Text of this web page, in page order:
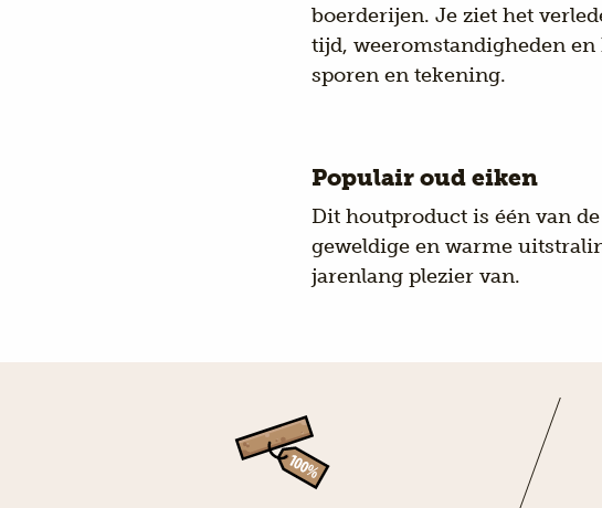
boerderijen. Je ziet het
tijd, weeromstandigheden
sporen en tekening.
Populair oud eiken
Dit houtproduct is één van
geweldige en warme
jarenlang plezier van.